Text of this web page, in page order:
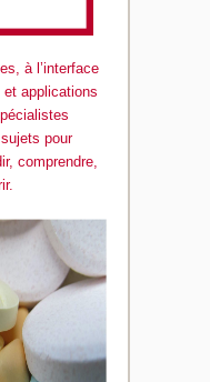
à l’interface
applications
pour
comprendre,